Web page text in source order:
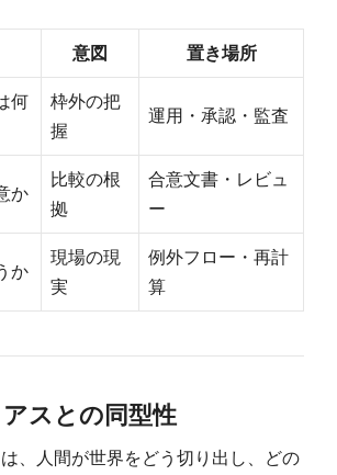
意図 置き場所
何
枠外の把
握
運用・承認・監査
か
比較の根
拠
合意文書・レビュ
ー
か
現場の現
実
例外フロー・再計
算
スとの同型性
、人間が世界をどう切り出し、どの